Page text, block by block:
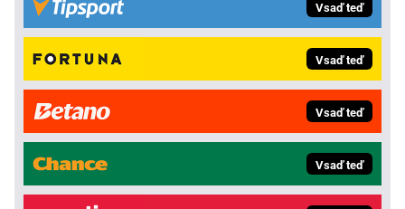
Vsaď teď
Vsaď teď
Vsaď teď
Vsaď teď